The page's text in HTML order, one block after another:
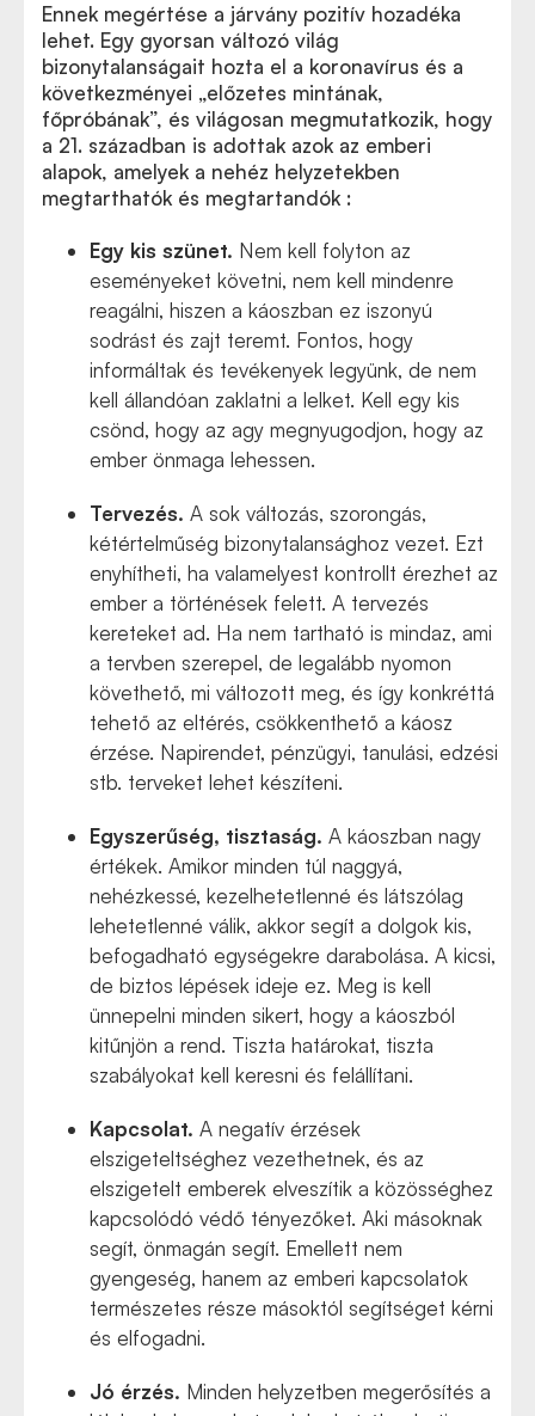
Ennek megértése a járvány pozitív hozadéka
lehet. Egy gyorsan változó világ
bizonytalanságait hozta el a koronavírus és a
következményei „előzetes mintának,
főpróbának”, és világosan megmutatkozik, hogy
a 21. században is adottak azok az emberi
alapok, amelyek a nehéz helyzetekben
megtarthatók és megtartandók :
Egy kis szünet. Nem kell folyton az
eseményeket követni, nem kell mindenre
reagálni, hiszen a káoszban ez iszonyú
sodrást és zajt teremt. Fontos, hogy
informáltak és tevékenyek legyünk, de nem
kell állandóan zaklatni a lelket. Kell egy kis
csönd, hogy az agy megnyugodjon, hogy az
ember önmaga lehessen.
Tervezés. A sok változás, szorongás,
kétértelműség bizonytalansághoz vezet. Ezt
enyhítheti, ha valamelyest kontrollt érezhet az
ember a történések felett. A tervezés
kereteket ad. Ha nem tartható is mindaz, ami
a tervben szerepel, de legalább nyomon
követhető, mi változott meg, és így konkréttá
tehető az eltérés, csökkenthető a káosz
érzése. Napirendet, pénzügyi, tanulási, edzési
stb. terveket lehet készíteni.
Egyszerűség, tisztaság. A káoszban nagy
értékek. Amikor minden túl naggyá,
nehézkessé, kezelhetetlenné és látszólag
lehetetlenné válik, akkor segít a dolgok kis,
befogadható egységekre darabolása. A kicsi,
de biztos lépések ideje ez. Meg is kell
ünnepelni minden sikert, hogy a káoszból
kitűnjön a rend. Tiszta határokat, tiszta
szabályokat kell keresni és felállítani.
Kapcsolat. A negatív érzések
elszigeteltséghez vezethetnek, és az
elszigetelt emberek elveszítik a közösséghez
kapcsolódó védő tényezőket. Aki másoknak
segít, önmagán segít. Emellett nem
gyengeség, hanem az emberi kapcsolatok
természetes része másoktól segítséget kérni
és elfogadni.
Jó érzés. Minden helyzetben megerősítés a